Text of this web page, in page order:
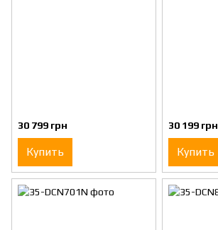
30 799 грн
Купить
30 199 грн
Купить